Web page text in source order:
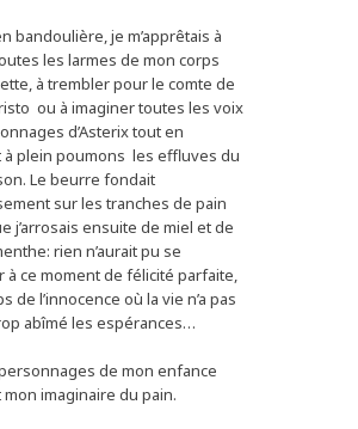
bandoulière, je m’apprêtais à
les larmes de mon corps
à trembler pour le comte de
ou à imaginer toutes les voix
d’Asterix tout en
à plein poumons les effluves du
Le beurre fondait
sur les tranches de pain
j’arrosais ensuite de miel et de
rien n’aurait pu se
à ce moment de félicité parfaite,
de l’innocence où la vie n’a pas
abîmé les espérances…
de mon enfance
imaginaire du pain.